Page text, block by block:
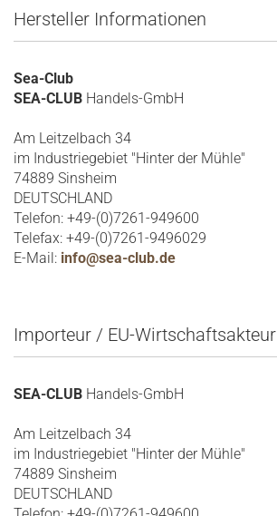
Hersteller Informationen
Sea-Club
SEA-CLUB Handels-GmbH
Am Leitzelbach 34
im Industriegebiet "Hinter der Mühle"
74889 Sinsheim
DEUTSCHLAND
Telefon: +49-(0)7261-949600
Telefax: +49-(0)7261-9496029
E-Mail: info@sea-club.de
Importeur / EU-Wirtschaftsakteur
SEA-CLUB Handels-GmbH
Am Leitzelbach 34
im Industriegebiet "Hinter der Mühle"
74889 Sinsheim
DEUTSCHLAND